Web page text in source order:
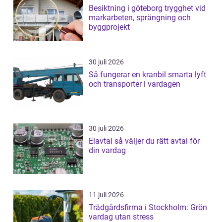
Besiktning i göteborg trygghet vid
markarbeten, sprängning och
byggprojekt
30 juli 2026
Så fungerar en kranbil smarta lyft
och transporter i vardagen
30 juli 2026
Elavtal så väljer du rätt avtal för
din vardag
11 juli 2026
Trädgårdsfirma i Stockholm: Grön
vardag utan stress